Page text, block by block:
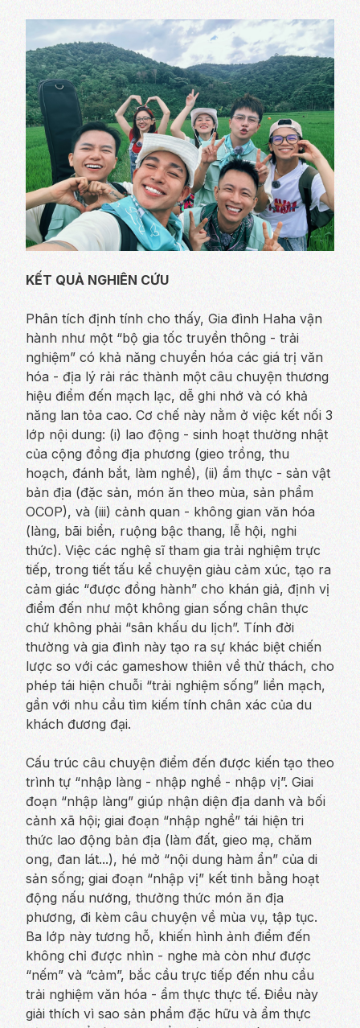
KẾT QUẢ NGHIÊN CỨU
Phân tích định tính cho thấy, Gia đình Haha vận
hành như một “bộ gia tốc truyền thông - trải
nghiệm” có khả năng chuyển hóa các giá trị văn
hóa - địa lý rải rác thành một câu chuyện thương
hiệu điểm đến mạch lạc, dễ ghi nhớ và có khả
năng lan tỏa cao. Cơ chế này nằm ở việc kết nối 3
lớp nội dung: (i) lao động - sinh hoạt thường nhật
của cộng đồng địa phương (gieo trồng, thu
hoạch, đánh bắt, làm nghề), (ii) ẩm thực - sản vật
bản địa (đặc sản, món ăn theo mùa, sản phẩm
OCOP), và (iii) cảnh quan - không gian văn hóa
(làng, bãi biển, ruộng bậc thang, lễ hội, nghi
thức). Việc các nghệ sĩ tham gia trải nghiệm trực
tiếp, trong tiết tấu kể chuyện giàu cảm xúc, tạo ra
cảm giác “được đồng hành” cho khán giả, định vị
điểm đến như một không gian sống chân thực
chứ không phải “sân khấu du lịch”. Tính đời
thường và gia đình này tạo ra sự khác biệt chiến
lược so với các gameshow thiên về thử thách, cho
phép tái hiện chuỗi “trải nghiệm sống” liền mạch,
gần với nhu cầu tìm kiếm tính chân xác của du
khách đương đại.
Cấu trúc câu chuyện điểm đến được kiến tạo theo
trình tự “nhập làng - nhập nghề - nhập vị”. Giai
đoạn “nhập làng” giúp nhận diện địa danh và bối
cảnh xã hội; giai đoạn “nhập nghề” tái hiện tri
thức lao động bản địa (làm đất, gieo mạ, chăm
ong, đan lát...), hé mở “nội dung hàm ẩn” của di
sản sống; giai đoạn “nhập vị” kết tinh bằng hoạt
động nấu nướng, thưởng thức món ăn địa
phương, đi kèm câu chuyện về mùa vụ, tập tục.
Ba lớp này tương hỗ, khiến hình ảnh điểm đến
không chỉ được nhìn - nghe mà còn như được
“nếm” và “cảm”, bắc cầu trực tiếp đến nhu cầu
trải nghiệm văn hóa - ẩm thực thực tế. Điều này
giải thích vì sao sản phẩm đặc hữu và ẩm thực